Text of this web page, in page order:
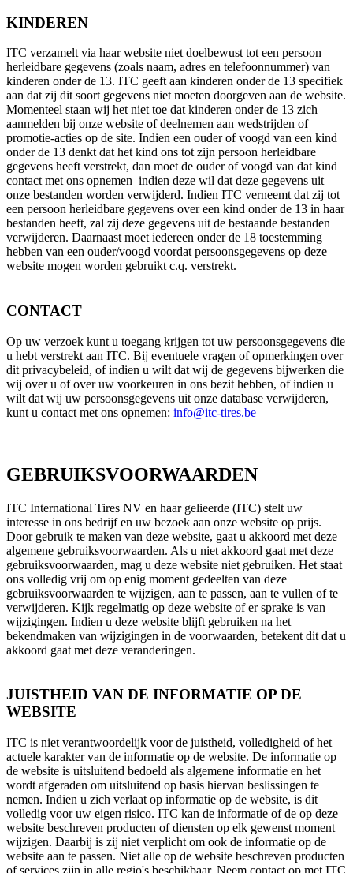
KINDEREN
ITC verzamelt via haar website niet doelbewust tot een persoon
herleidbare gegevens (zoals naam, adres en telefoonnummer) van
kinderen onder de 13. ITC geeft aan kinderen onder de 13 specifiek
aan dat zij dit soort gegevens niet moeten doorgeven aan de website.
Momenteel staan wij het niet toe dat kinderen onder de 13 zich
aanmelden bij onze website of deelnemen aan wedstrijden of
promotie-acties op de site. Indien een ouder of voogd van een kind
onder de 13 denkt dat het kind ons tot zijn persoon herleidbare
gegevens heeft verstrekt, dan moet de ouder of voogd van dat kind
contact met ons opnemen indien deze wil dat deze gegevens uit
onze bestanden worden verwijderd. Indien ITC verneemt dat zij tot
een persoon herleidbare gegevens over een kind onder de 13 in haar
bestanden heeft, zal zij deze gegevens uit de bestaande bestanden
verwijderen. Daarnaast moet iedereen onder de 18 toestemming
hebben van een ouder/voogd voordat persoonsgegevens op deze
website mogen worden gebruikt c.q. verstrekt.
CONTACT
Op uw verzoek kunt u toegang krijgen tot uw persoonsgegevens die
u hebt verstrekt aan ITC. Bij eventuele vragen of opmerkingen over
dit privacybeleid, of indien u wilt dat wij de gegevens bijwerken die
wij over u of over uw voorkeuren in ons bezit hebben, of indien u
wilt dat wij uw persoonsgegevens uit onze database verwijderen,
kunt u contact met ons opnemen: info@itc-tires.be
GEBRUIKSVOORWAARDEN
ITC International Tires NV en haar gelieerde (ITC) stelt uw
interesse in ons bedrijf en uw bezoek aan onze website op prijs.
Door gebruik te maken van deze website, gaat u akkoord met deze
algemene gebruiksvoorwaarden. Als u niet akkoord gaat met deze
gebruiksvoorwaarden, mag u deze website niet gebruiken. Het staat
ons volledig vrij om op enig moment gedeelten van deze
gebruiksvoorwaarden te wijzigen, aan te passen, aan te vullen of te
verwijderen. Kijk regelmatig op deze website of er sprake is van
wijzigingen. Indien u deze website blijft gebruiken na het
bekendmaken van wijzigingen in de voorwaarden, betekent dit dat u
akkoord gaat met deze veranderingen.
JUISTHEID VAN DE INFORMATIE OP DE
WEBSITE
ITC is niet verantwoordelijk voor de juistheid, volledigheid of het
actuele karakter van de informatie op de website. De informatie op
de website is uitsluitend bedoeld als algemene informatie en het
wordt afgeraden om uitsluitend op basis hiervan beslissingen te
nemen. Indien u zich verlaat op informatie op de website, is dit
volledig voor uw eigen risico. ITC kan de informatie of de op deze
website beschreven producten of diensten op elk gewenst moment
wijzigen. Daarbij is zij niet verplicht om ook de informatie op de
website aan te passen. Niet alle op de website beschreven producten
of services zijn in alle regio's beschikbaar. Neem contact op met ITC